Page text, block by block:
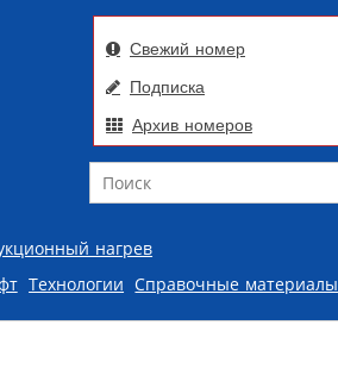
Свежий номер
Подписка
Архив номеров
Поиск
нагрев
Технологии Справочные материалы